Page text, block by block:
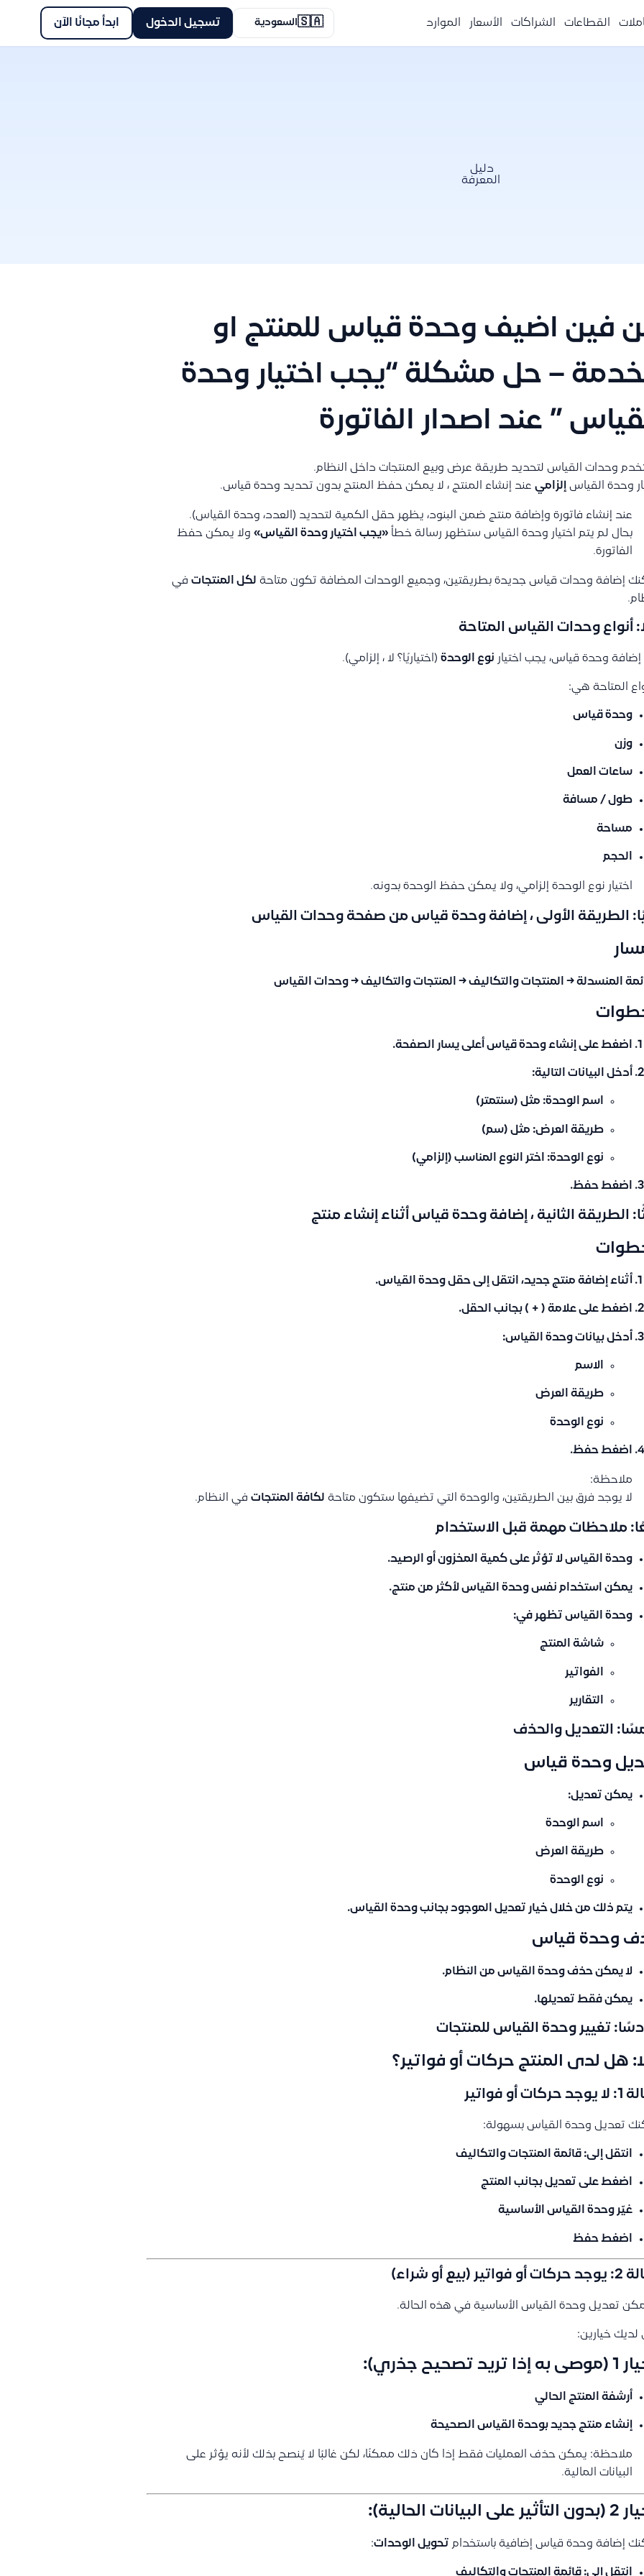
القطاعات الشراكات الأسعار الموارد 🇸🇦السعودية تسجيل الدخول ابدأ مجانًا الآن
دليل
المعرفة
فين اضيف وحدة قياس للمنتج او
– حل مشكلة “يجب اختيار وحدة
” عند اصدار الفاتورة
وحدات القياس لتحديد طريقة عرض وبيع المنتجات داخل النظام.
وحدة القياس إلزاميعند إنشاء المنتج ، لا يمكن حفظ المنتج بدون تحديد وحدة قياس.
عند إنشاء فاتورة وإضافة منتج ضمن البنود، يظهر حقل الكمية لتحديد (العدد، وحدة القياس).
بحال لم يتم اختيار وحدة القياس ستظهر رسالة خطأ «يجب اختيار وحدة القياس»ولا يمكن حفظ
الفاتورة.
إضافة وحدات قياس جديدة بطريقتين، وجميع الوحدات المضافة تكون متاحة لكل المنتجاتفي
أنواع وحدات القياس المتاحة
إضافة وحدة قياس، يجب اختيار نوع الوحدة(اختياريًا؟ لا ، إلزامي).
المتاحة هي:
وحدة قياس
وزن
ساعات العمل
طول / مسافة
مساحة
الحجم
اختيار نوع الوحدة إلزامي، ولا يمكن حفظ الوحدة بدونه.
الطريقة الأولى ، إضافة وحدة قياس من صفحة وحدات القياس
المنسدلة → المنتجات والتكاليف → المنتجات والتكاليف → وحدات القياس
اضغط على إنشاء وحدة قياسأعلى يسار الصفحة.
أدخل البيانات التالية:
اسم الوحدة: مثل (سنتمتر)
طريقة العرض: مثل (سم)
نوع الوحدة: اختر النوع المناسب (إلزامي)
اضغط حفظ.
الطريقة الثانية ، إضافة وحدة قياس أثناء إنشاء منتج
أثناء إضافة منتج جديد، انتقل إلى حقل وحدة القياس.
اضغط على علامة ( + ) بجانب الحقل.
أدخل بيانات وحدة القياس:
الاسم
طريقة العرض
نوع الوحدة
اضغط حفظ.
ملاحظة:
لا يوجد فرق بين الطريقتين، والوحدة التي تضيفها ستكون متاحة لكافة المنتجاتفي النظام.
ملاحظات مهمة قبل الاستخدام
وحدة القياس لا تؤثر على كمية المخزونأو الرصيد.
يمكن استخدام نفس وحدة القياس لأكثر من منتج.
وحدة القياس تظهر في:
شاشة المنتج
الفواتير
التقارير
التعديل والحذف
وحدة قياس
يمكن تعديل:
اسم الوحدة
طريقة العرض
نوع الوحدة
يتم ذلك من خلال خيار تعديلالموجود بجانب وحدة القياس.
وحدة قياس
لا يمكن حذف وحدة القياس من النظام.
يمكن فقط تعديلها.
تغيير وحدة القياس للمنتجات
هل لدى المنتج حركات أو فواتير؟
أو فواتير
تعديل وحدة القياس بسهولة:
انتقل إلى: قائمة المنتجات والتكاليف
اضغط على تعديلبجانب المنتج
غيّر وحدة القياس الأساسية
اضغط حفظ
(بيع أو شراء)
تعديل وحدة القياس الأساسية في هذه الحالة.
لديك خيارين:
تصحيح جذري):
أرشفة المنتج الحالي
إنشاء منتج جديد بوحدة القياس الصحيحة
ملاحظة: يمكن حذف العمليات فقط إذا كان ذلك ممكنًا، لكن غالبًا لا يُنصح بذلك لأنه يؤثر على
البيانات المالية.
البيانات الحالية):
إضافة وحدة قياس إضافية باستخدام تحويل الوحدات:
انتقل إلى: قائمة المنتجات والتكاليف